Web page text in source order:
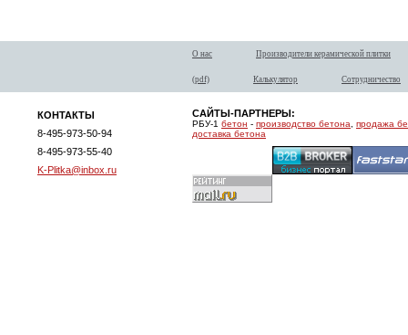
О нас Производители керамической плитки
(pdf) Калькулятор Сотрудничество
КОНТАКТЫ
8-495-973-50-94
8-495-973-55-40
K-Plitka@inbox.ru
САЙТЫ-ПАРТНЕРЫ:
РБУ-1 бетон - производство бетона
продажа
доставка бетона